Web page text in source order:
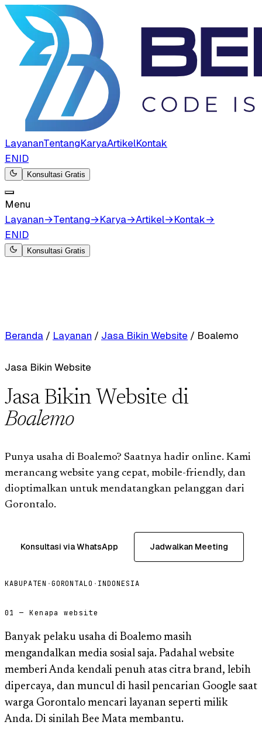
LayananTentangKaryaArtikelKontak
ENID
Konsultasi Gratis
Menu
Layanan→Tentang→Karya→Artikel→Kontak→
ENID
Konsultasi Gratis
Beranda / Layanan / Jasa Bikin Website / Boalemo
Jasa Bikin Website
Jasa Bikin Website di
Boalemo
Punya usaha di Boalemo? Saatnya hadir online. Kami
merancang website yang cepat, mobile-friendly, dan
dioptimalkan untuk mendatangkan pelanggan dari
Gorontalo.
Konsultasi via WhatsApp Jadwalkan Meeting
KABUPATEN ·GORONTALO · INDONESIA
01 — Kenapa website
Banyak pelaku usaha di Boalemo masih
mengandalkan media sosial saja. Padahal website
memberi Anda kendali penuh atas citra brand, lebih
dipercaya, dan muncul di hasil pencarian Google saat
warga Gorontalo mencari layanan seperti milik
Anda. Di sinilah Bee Mata membantu.